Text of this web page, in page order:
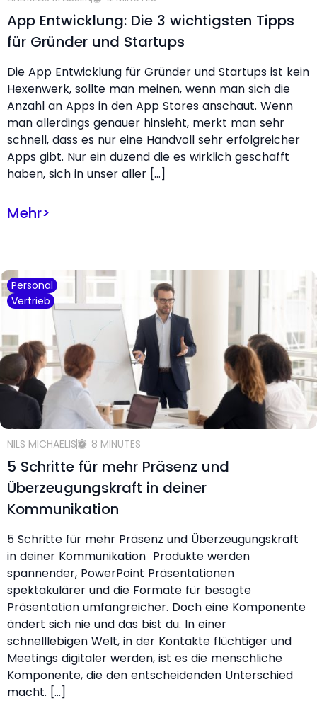
App Entwicklung: Die 3 wichtigsten Tipps
für Gründer und Startups
Die App Entwicklung für Gründer und Startups ist kein
Hexenwerk, sollte man meinen, wenn man sich die
Anzahl an Apps in den App Stores anschaut. Wenn
man allerdings genauer hinsieht, merkt man sehr
schnell, dass es nur eine Handvoll sehr erfolgreicher
Apps gibt. Nur ein duzend die es wirklich geschafft
haben, sich in unser aller […]
Mehr>
Personal
Vertrieb
NILS MICHAELIS 8 MINUTES
5 Schritte für mehr Präsenz und
Überzeugungskraft in deiner
Kommunikation
5 Schritte für mehr Präsenz und Überzeugungskraft
in deiner Kommunikation Produkte werden
spannender, PowerPoint Präsentationen
spektakulärer und die Formate für besagte
Präsentation umfangreicher. Doch eine Komponente
ändert sich nie und das bist du. In einer
schnelllebigen Welt, in der Kontakte flüchtiger und
Meetings digitaler werden, ist es die menschliche
Komponente, die den entscheidenden Unterschied
macht. […]